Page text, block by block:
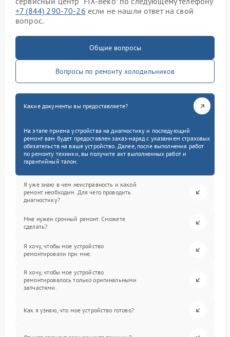
+7 (844) 290-70-26 если не нашли ответ на свой
вопрос.
Общие вопросы
Вопросы по ремонту холодильников
Какие документы вы предоставляете?
На этапе приема устройства на диагностику и последующий
ремонт вам будет предоставлен заказ-наряд с указанием страховых
обязательств на ваше устройство. Далее, после выполнения работ
по ремонту техники, вы получите акт выполненных работ и
гарантийный талон.
Я уже знаю в чем неисправность и какой
ремонт необходим. Для чего проводить
диагностику?
Мне нужен срочный ремонт. Сможете
сделать?
Я хочу, чтобы мое устройство
ремонтировали при мне.
Я хочу, чтобы мое устройство
ремонтировалось только оригинальными
запчастями.
Как я узнаю, что мое устройство готово?